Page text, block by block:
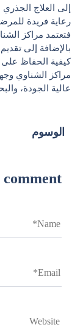
إلى العلاج
رعاية فريدة
فتعتمد مراكز
بالإضافة إلى
كيفية الحفاظ على
مراكز الشناوي
عالية الجودة،
الوسوم
comment